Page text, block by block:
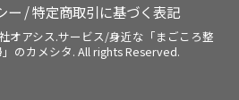
ー /特定商取引に基づく表記
オアシス.サービス/身近な「まごころ整
のカメシタ. All rights Reserved.